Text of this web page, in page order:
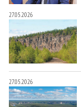
27.05.2026
27.05.2026